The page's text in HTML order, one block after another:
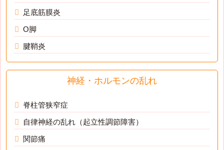
足底筋膜炎
O脚
腱鞘炎
神経・ホルモンの乱れ
脊柱管狭窄症
自律神経の乱れ（起立性調節障害）
関節痛